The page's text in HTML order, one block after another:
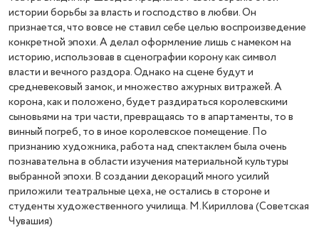
истории борьбы за власть и господство в любви. Он
признается, что вовсе не ставил себе целью воспроизведение
конкретной эпохи. А делал оформление лишь с намеком на
историю, использовав в сценографии корону как символ
власти и вечного раздора. Однако на сцене будут и
средневековый замок, и множество ажурных витражей. А
корона, как и положено, будет раздираться королевскими
сыновьями на три части, превращаясь то в апартаменты, то в
винный погреб, то в иное королевское помещение. По
признанию художника, работа над спектаклем была очень
познавательна в области изучения материальной культуры
выбранной эпохи. В создании декораций много усилий
приложили театральные цеха, не остались в стороне и
студенты художественного училища. М.Кириллова (Советская
Чувашия)